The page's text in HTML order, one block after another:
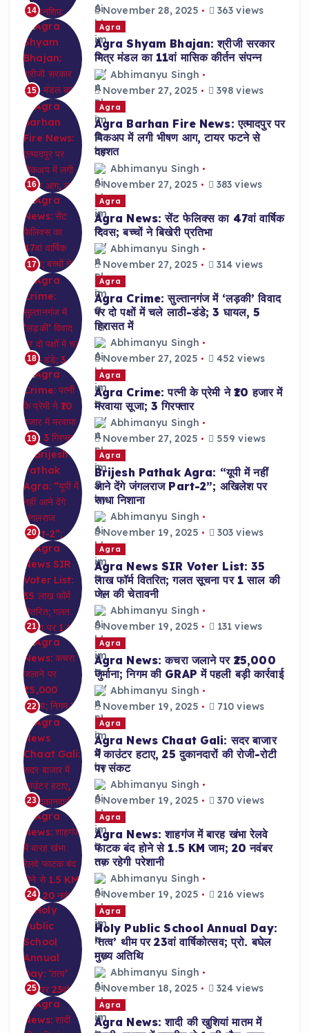
14
November 28, 2025
363 views
15
Agra
Agra Shyam Bhajan: श्रीजी सरकार
मित्र मंडल का 11वां मासिक कीर्तन संपन्न
Abhimanyu Singh
November 27, 2025
398 views
16
Agra
Agra Barhan Fire News: एत्मादपुर पर
पिकअप में लगी भीषण आग, टायर फटने से
दहशत
Abhimanyu Singh
November 27, 2025
383 views
17
Agra
Agra News: सेंट फेलिक्स का 47वां वार्षिक
दिवस; बच्चों ने बिखेरी प्रतिभा
Abhimanyu Singh
November 27, 2025
314 views
18
Agra
Agra Crime: सुल्तानगंज में ‘लड़की’ विवाद
पर दो पक्षों में चले लाठी-डंडे; 3 घायल, 5
हिरासत में
Abhimanyu Singh
November 27, 2025
452 views
19
Agra
Agra Crime: पत्नी के प्रेमी ने ₹10 हजार में
मरवाया सूजा; 3 गिरफ्तार
Abhimanyu Singh
November 27, 2025
559 views
20
Agra
Brijesh Pathak Agra: “यूपी में नहीं
आने देंगे जंगलराज Part-2”; अखिलेश पर
साधा निशाना
Abhimanyu Singh
November 19, 2025
303 views
21
Agra
Agra News SIR Voter List: 35
लाख फॉर्म वितरित; गलत सूचना पर 1 साल की
जेल की चेतावनी
Abhimanyu Singh
November 19, 2025
131 views
22
Agra
Agra News: कचरा जलाने पर ₹25,000
जुर्माना; निगम की GRAP में पहली बड़ी कार्रवाई
Abhimanyu Singh
November 19, 2025
710 views
23
Agra
Agra News Chaat Gali: सदर बाजार
में काउंटर हटाए, 25 दुकानदारों की रोजी-रोटी
पर संकट
Abhimanyu Singh
November 19, 2025
370 views
24
Agra
Agra News: शाहगंज में बारह खंभा रेलवे
फाटक बंद होने से 1.5 KM जाम; 20 नवंबर
तक रहेगी परेशानी
Abhimanyu Singh
November 19, 2025
216 views
25
Agra
Holy Public School Annual Day:
‘तत्व’ थीम पर 23वां वार्षिकोत्सव; प्रो. बघेल
मुख्य अतिथि
Abhimanyu Singh
November 18, 2025
324 views
Agra
Agra News: शादी की खुशियां मातम में